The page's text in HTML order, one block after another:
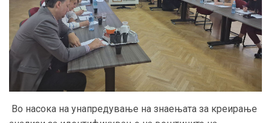
Во насока на унапредување на знаењата за креирање